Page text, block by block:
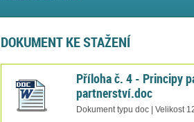
DOKUMENT KE STAŽENÍ
Příloha č. 4 - Principy
partnerství.doc
Dokument typu doc | Velikost